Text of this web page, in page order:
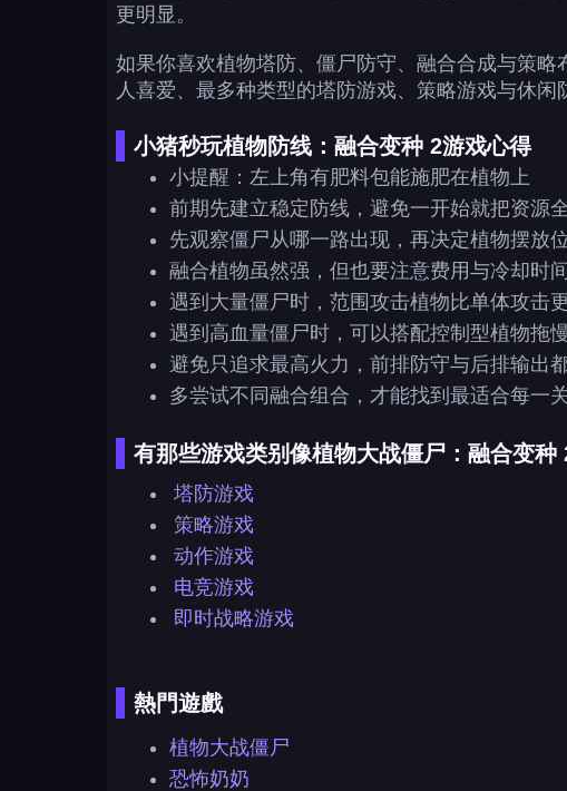
更明显。
如果你喜欢植物塔防、僵尸防守、融合合成与策
人喜爱、最多种类型的塔防游戏、策略游戏与休
小猪秒玩植物防线：融合变种 2游戏心得
小提醒：左上角有肥料包能施肥在植物上
前期先建立稳定防线，避免一开始就把资源
先观察僵尸从哪一路出现，再决定植物摆放位
融合植物虽然强，但也要注意费用与冷却时间
遇到大量僵尸时，范围攻击植物比单体攻击更
遇到高血量僵尸时，可以搭配控制型植物拖慢
避免只追求最高火力，前排防守与后排输出都
多尝试不同融合组合，才能找到最适合每一关
有那些游戏类别像植物大战僵尸：融合变种
塔防游戏
策略游戏
动作游戏
电竞游戏
即时战略游戏
熱門遊戲
植物大战僵尸
恐怖奶奶